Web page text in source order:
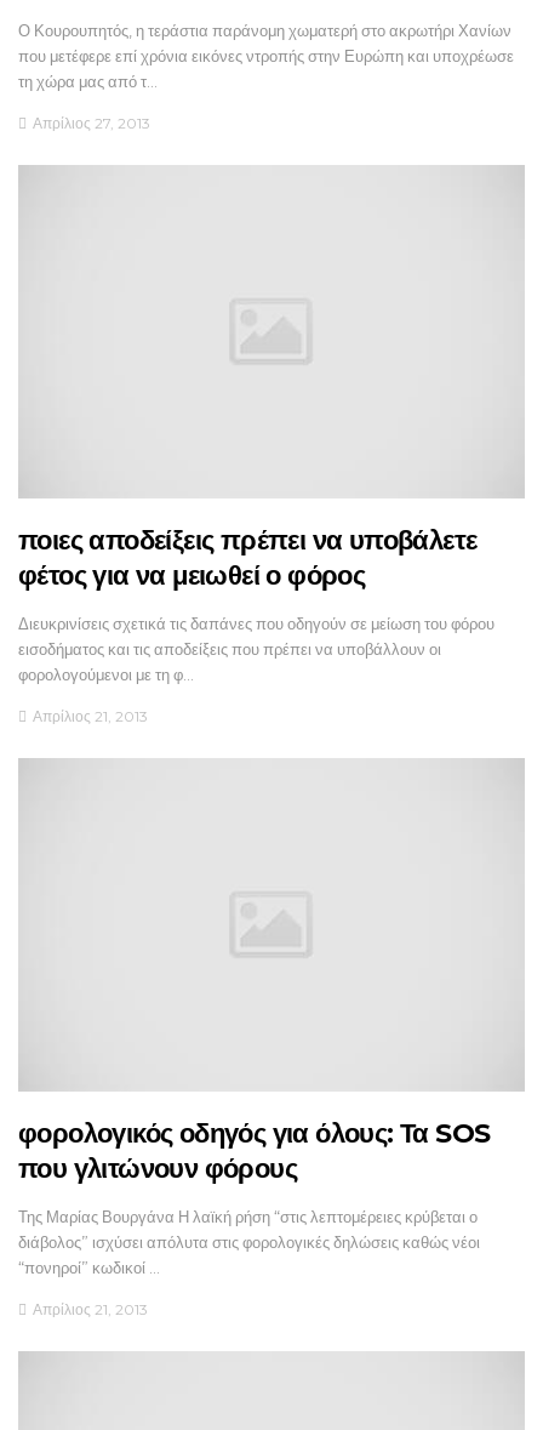
Ο Κουρουπητός, η τεράστια παράνομη χωματερή στο ακρωτήρι Χανίων
που μετέφερε επί χρόνια εικόνες ντροπής στην Ευρώπη και υποχρέωσε
τη χώρα μας από τ…
Απρίλιος 27, 2013
ποιες αποδείξεις πρέπει να υποβάλετε
φέτος για να μειωθεί ο φόρος
Διευκρινίσεις σχετικά τις δαπάνες που οδηγούν σε μείωση του φόρου
εισοδήματος και τις αποδείξεις που πρέπει να υποβάλλουν οι
φορολογούμενοι με τη φ…
Απρίλιος 21, 2013
φορολογικός οδηγός για όλους: Τα SOS
που γλιτώνουν φόρους
Της Μαρίας Βουργάνα Η λαϊκή ρήση “στις λεπτομέρειες κρύβεται ο
διάβολος” ισχύσει απόλυτα στις φορολογικές δηλώσεις καθώς νέοι
“πονηροί” κωδικοί …
Απρίλιος 21, 2013